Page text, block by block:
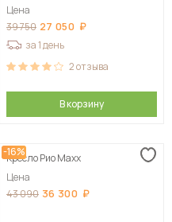
Цена
39 750 27 050
за 1 день
2отзыва
В корзину
-16%
Кресло Рио Maxx
Цена
43 090 36 300